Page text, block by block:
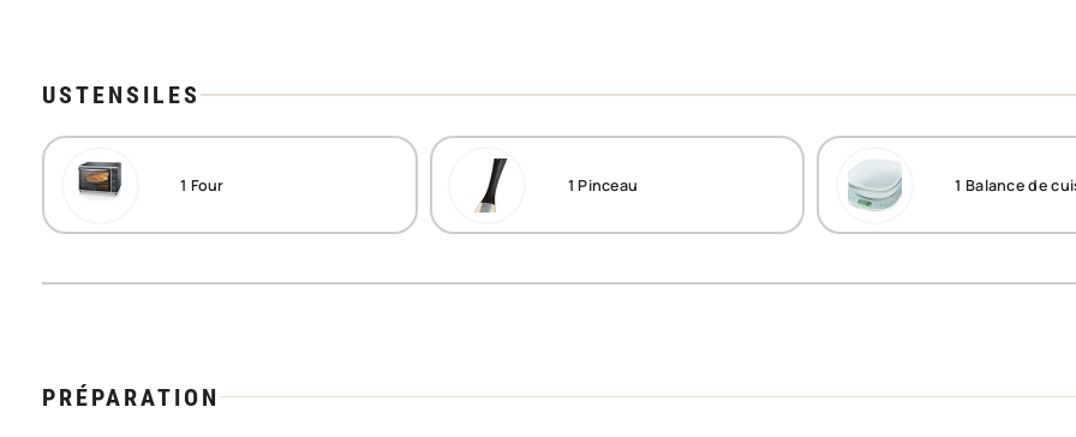
USTENSILES
1 Four 1 Pinceau 1 Balance de
PRÉPARATION